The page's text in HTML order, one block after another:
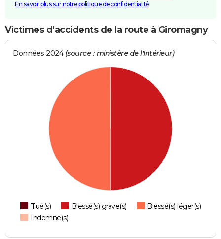
En savoir plus sur notre politique de confidentialité
Victimes d'accidents de la route à Giromagny
Données 2024 (source : ministère de l'Intérieur)
Tué(s) Blessé(s) grave(s)
Blessé(s) léger(s)
Indemne(s)